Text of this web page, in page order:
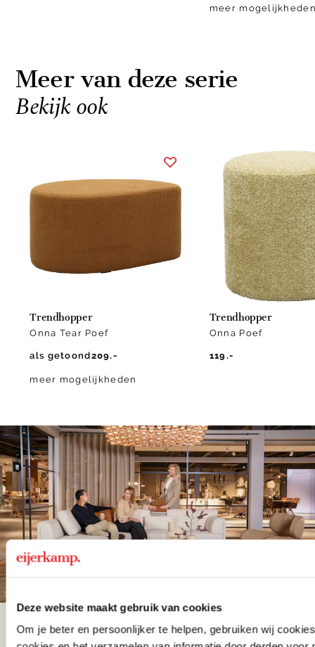
Deze website maakt gebruik van cookies
Om je beter en persoonlijker te helpen, gebruiken wij
meer
Meer van deze serie
Bekijk ook
Trendhopper
Onna Tear Poef
als getoond209.-
meer mogelijkheden
Trendhopper
Onna Poef
119.-
De woonwinkel